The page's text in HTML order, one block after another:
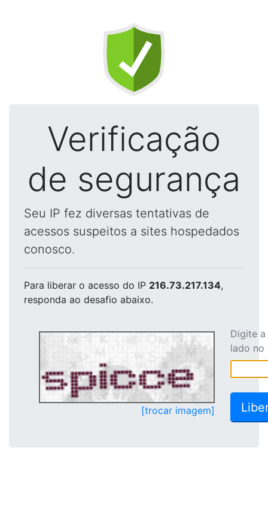
Verificação
de segurança
Seu IP fez diversas tentativas de
acessos suspeitos a sites hospedados
conosco.
Para liberar o acesso do IP 216.73.217.134,
responda ao desafio abaixo.
[trocar imagem]
Digite
lado no